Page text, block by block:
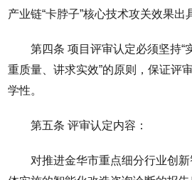
产业链“卡脖子”核心技术攻关效果出
第四条 项目评审认定必须坚持“
重质量、讲求实效”的原则，保证评
学性。
第五条 评审认定内容：
对推进金华市重点细分行业创